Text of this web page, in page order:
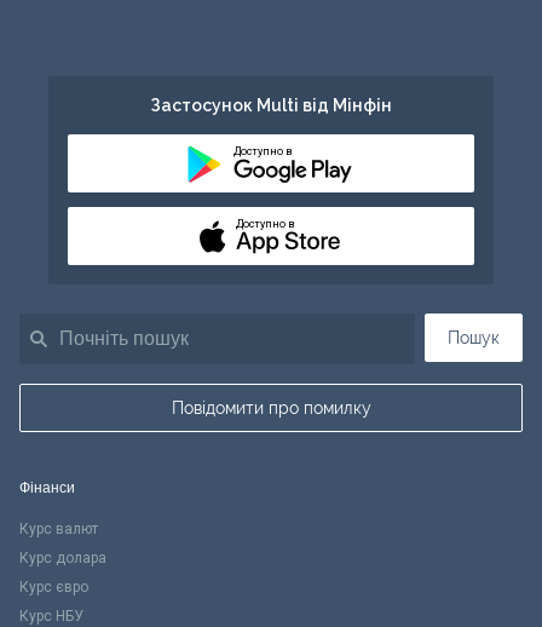
Пошук
Повідомити про помилку
Застосунок Multi від Мінфін
Доступно в
Доступно в
Фінанси
Курс валют
Курс долара
Курс євро
Курс НБУ